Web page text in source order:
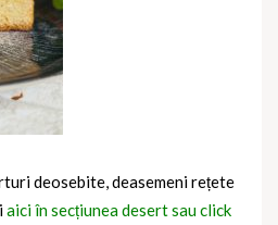
deosebite, deasemeni rețete
aici în secțiunea desert sau click